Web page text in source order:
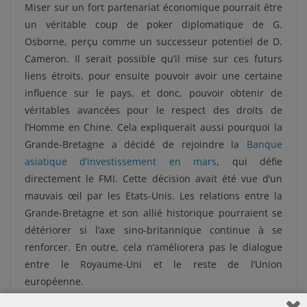
Miser sur un fort partenariat économique pourrait être
un véritable coup de poker diplomatique de G.
Osborne, perçu comme un successeur potentiel de D.
Cameron. Il serait possible qu’il mise sur ces futurs
liens étroits, pour ensuite pouvoir avoir une certaine
influence sur le pays, et donc, pouvoir obtenir de
véritables avancées pour le respect des droits de
l’Homme en Chine. Cela expliquerait aussi pourquoi la
Grande-Bretagne a décidé de rejoindre la Banque
asiatique d’investissement en mars, qui défie
directement le FMI. Cette décision avait été vue d’un
mauvais œil par les Etats-Unis. Les relations entre la
Grande-Bretagne et son allié historique pourraient se
détériorer si l’axe sino-britannique continue à se
renforcer. En outre, cela n’améliorera pas le dialogue
entre le Royaume-Uni et le reste de l’Union
européenne.